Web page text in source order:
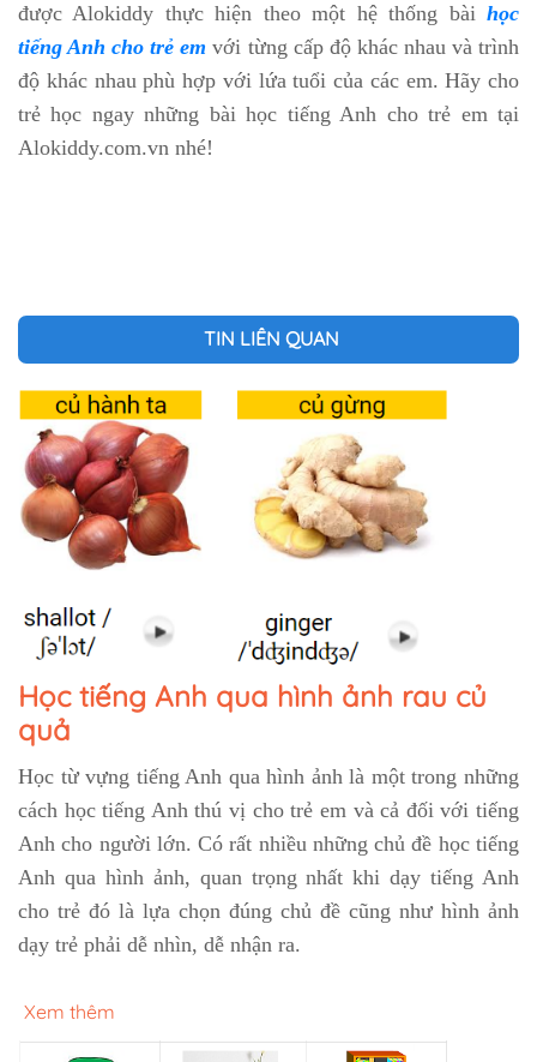
được Alokiddy thực hiện theo một hệ thống bài học
tiếng Anh cho trẻ em với từng cấp độ khác nhau và trình
độ khác nhau phù hợp với lứa tuổi của các em. Hãy cho
trẻ học ngay những bài học tiếng Anh cho trẻ em tại
Alokiddy.com.vn nhé!
TIN LIÊN QUAN
Học tiếng Anh qua hình ảnh rau củ
quả
Học từ vựng tiếng Anh qua hình ảnh là một trong những
cách học tiếng Anh thú vị cho trẻ em và cả đối với tiếng
Anh cho người lớn. Có rất nhiều những chủ đề học tiếng
Anh qua hình ảnh, quan trọng nhất khi dạy tiếng Anh
cho trẻ đó là lựa chọn đúng chủ đề cũng như hình ảnh
dạy trẻ phải dễ nhìn, dễ nhận ra.
Xem thêm